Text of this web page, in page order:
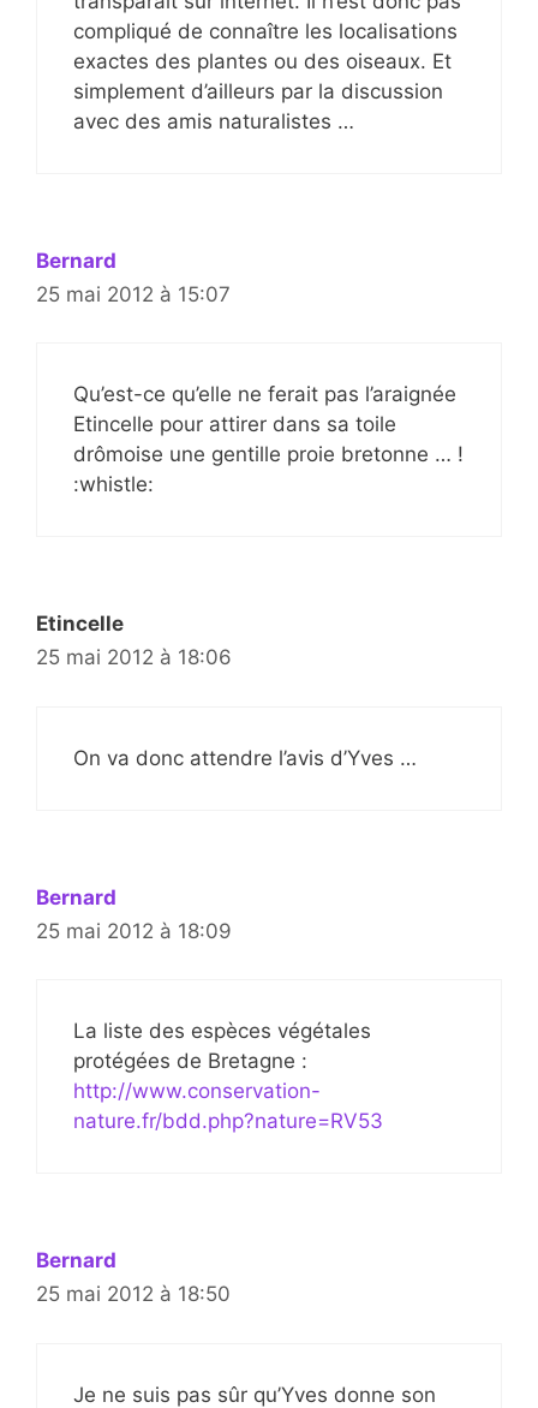
compliqué de connaître les localisations
exactes des plantes ou des oiseaux. Et
simplement d’ailleurs par la discussion
avec des amis naturalistes …
Bernard
25 mai 2012 à 15:07
Qu’est-ce qu’elle ne ferait pas l’araignée
Etincelle pour attirer dans sa toile
drômoise une gentille proie bretonne … !
:whistle:
Etincelle
25 mai 2012 à 18:06
On va donc attendre l’avis d’Yves …
Bernard
25 mai 2012 à 18:09
La liste des espèces végétales
protégées de Bretagne :
http://www.conservation-
nature.fr/bdd.php?nature=RV53
Bernard
25 mai 2012 à 18:50
Je ne suis pas sûr qu’Yves donne son